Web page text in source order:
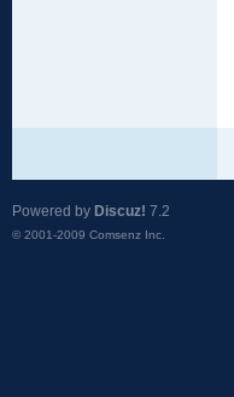
Powered by Discuz! 7.2
© 2001-2009 Comsenz Inc.